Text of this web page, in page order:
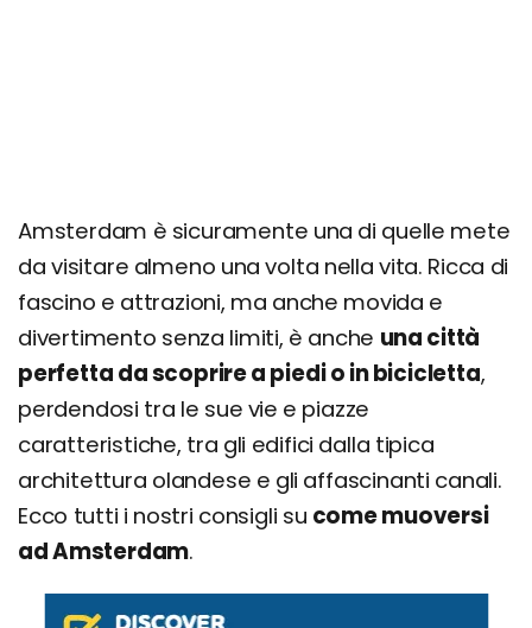
Amsterdam è sicuramente una di quelle mete
da visitare almeno una volta nella vita. Ricca di
fascino e attrazioni, ma anche movida e
divertimento senza limiti, è anche una città
perfetta da scoprire a piedi o in bicicletta,
perdendosi tra le sue vie e piazze
caratteristiche, tra gli edifici dalla tipica
architettura olandese e gli affascinanti canali.
Ecco tutti i nostri consigli su come muoversi
ad Amsterdam.